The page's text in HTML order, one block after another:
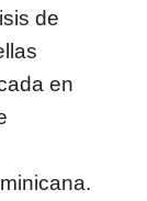
de
en